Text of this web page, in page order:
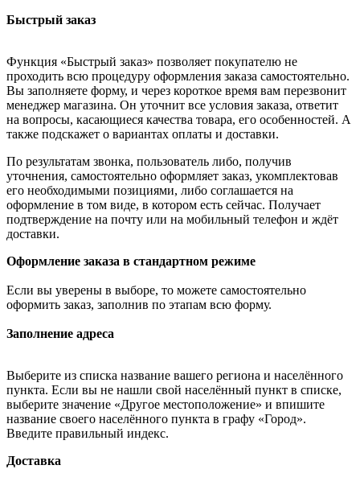
Быстрый заказ
Функция «Быстрый заказ» позволяет покупателю не
проходить всю процедуру оформления заказа самостоятельно.
Вы заполняете форму, и через короткое время вам перезвонит
менеджер магазина. Он уточнит все условия заказа, ответит
на вопросы, касающиеся качества товара, его особенностей. А
также подскажет о вариантах оплаты и доставки.
По результатам звонка, пользователь либо, получив
уточнения, самостоятельно оформляет заказ, укомплектовав
его необходимыми позициями, либо соглашается на
оформление в том виде, в котором есть сейчас. Получает
подтверждение на почту или на мобильный телефон и ждёт
доставки.
Оформление заказа в стандартном режиме
Если вы уверены в выборе, то можете самостоятельно
оформить заказ, заполнив по этапам всю форму.
Заполнение адреса
Выберите из списка название вашего региона и населённого
пункта. Если вы не нашли свой населённый пункт в списке,
выберите значение «Другое местоположение» и впишите
название своего населённого пункта в графу «Город».
Введите правильный индекс.
Доставка